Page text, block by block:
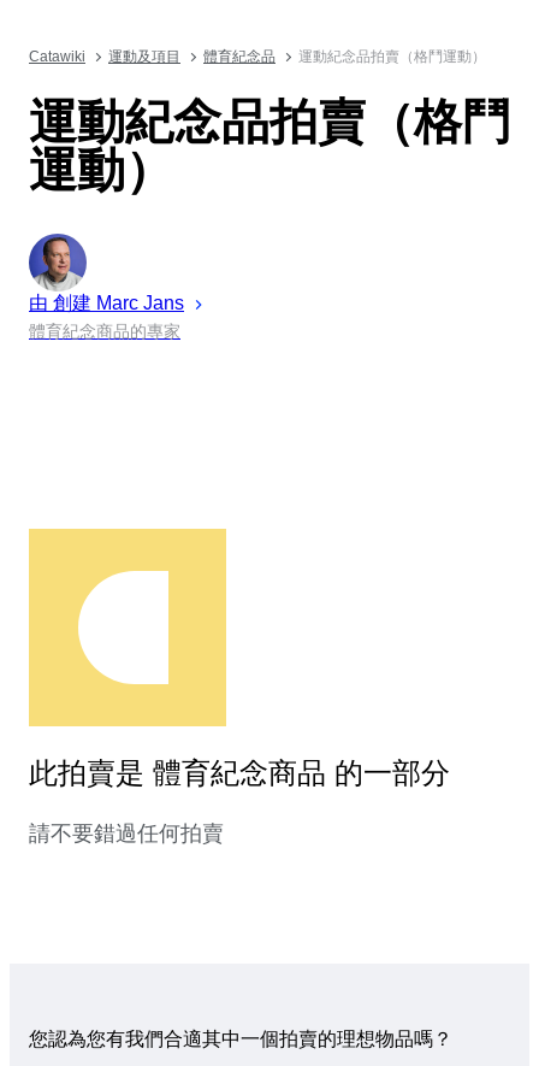
Catawiki 運動及項目 體育紀念品 運動紀念品拍賣（格鬥運動）
運動紀念品拍賣（格鬥
運動）
由 創建 Marc Jans
體育紀念商品的專家
此拍賣是 體育紀念商品 的一部分
請不要錯過任何拍賣
您認為您有我們合適其中一個拍賣的理想物品嗎？